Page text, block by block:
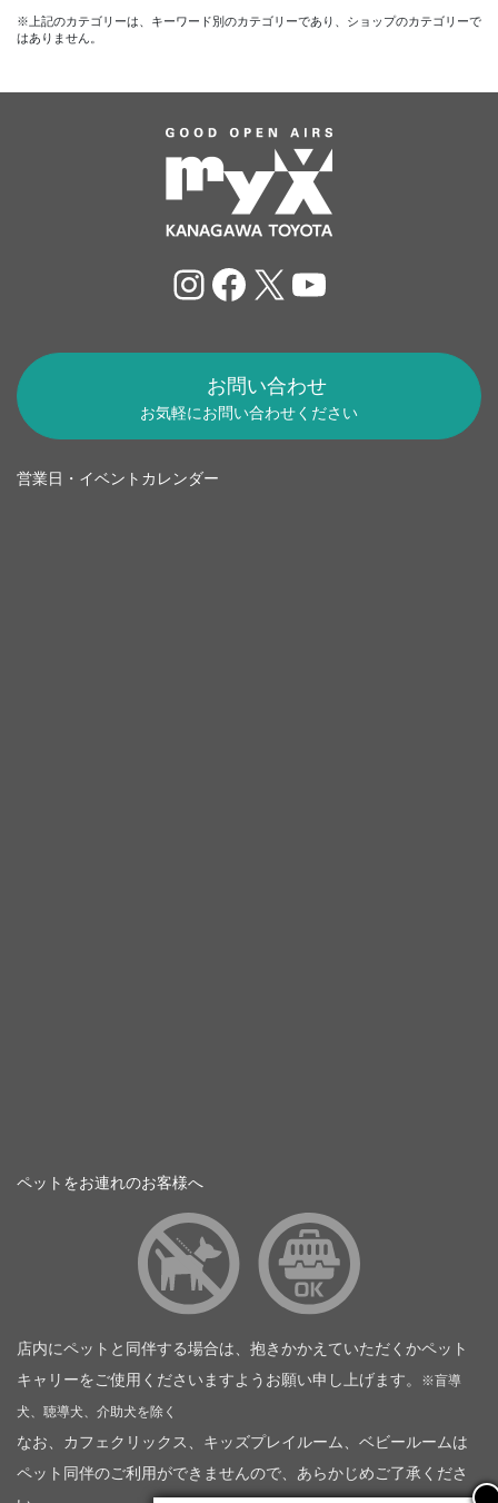
※上記のカテゴリーは、キーワード別のカテゴリーであり、ショップのカテゴリーで
はありません。
Instagram
Facebook
X YouTube
お問い合わせ
お気軽にお問い合わせください
営業日・イベントカレンダー
ペットをお連れのお客様へ
店内にペットと同伴する場合は、抱きかかえていただくかペット
キャリーをご使用くださいますようお願い申し上げます。
※盲導
犬、聴導犬、介助犬を除く
なお、カフェクリックス、キッズプレイルーム、ベビールームは
ペット同伴のご利用ができませんので、あらかじめご了承くださ